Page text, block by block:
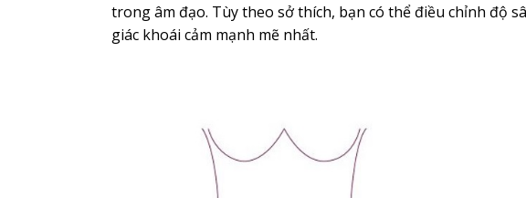
trong âm đạo. Tùy theo sở thích, bạn có thể điều chỉnh độ
giác khoái cảm mạnh mẽ nhất.